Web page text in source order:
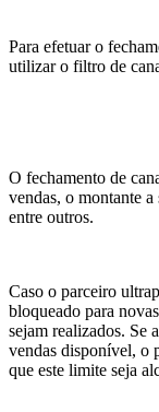
Para efetuar o
utilizar o filtro de
O fechamento de
vendas, o montante
entre outros.
Caso o parceiro
bloqueado para
sejam realizados. Se
vendas disponível, o
que este limite seja